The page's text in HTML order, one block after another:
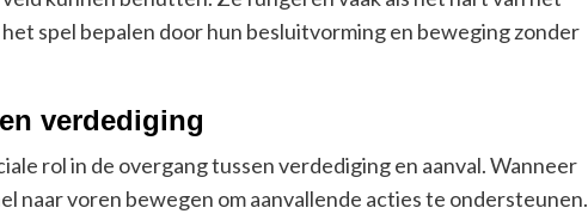
spel bepalen door hun besluitvorming en beweging zonder
verdediging
rol in de overgang tussen verdediging en aanval. Wanneer
naar voren bewegen om aanvallende acties te ondersteunen.